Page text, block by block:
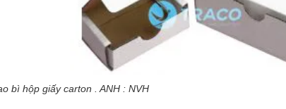
bì hộp giấy carton . ANH : NVH